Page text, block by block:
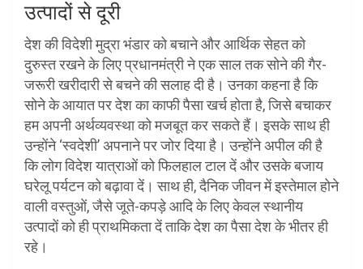
उत्पादों से दूरी
देश की विदेशी मुद्रा भंडार को बचाने और आर्थिक सेहत को
दुरुस्त रखने के लिए प्रधानमंत्री ने एक साल तक सोने की गैर-
जरूरी खरीदारी से बचने की सलाह दी है। उनका कहना है कि
सोने के आयात पर देश का काफी पैसा खर्च होता है, जिसे बचाकर
हम अपनी अर्थव्यवस्था को मजबूत कर सकते हैं। इसके साथ ही
उन्होंने ‘स्वदेशी’ अपनाने पर जोर दिया है। उन्होंने अपील की है
कि लोग विदेश यात्राओं को फिलहाल टाल दें और उसके बजाय
घरेलू पर्यटन को बढ़ावा दें। साथ ही, दैनिक जीवन में इस्तेमाल होने
वाली वस्तुओं, जैसे जूते-कपड़े आदि के लिए केवल स्थानीय
उत्पादों को ही प्राथमिकता दें ताकि देश का पैसा देश के भीतर ही
रहे।